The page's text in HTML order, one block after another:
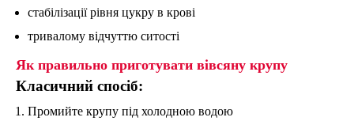
стабілізації рівня цукру в крові
тривалому відчуттю ситості
Як правильно приготувати вівсяну крупу
Класичний спосіб:
Промийте крупу під холодною водою